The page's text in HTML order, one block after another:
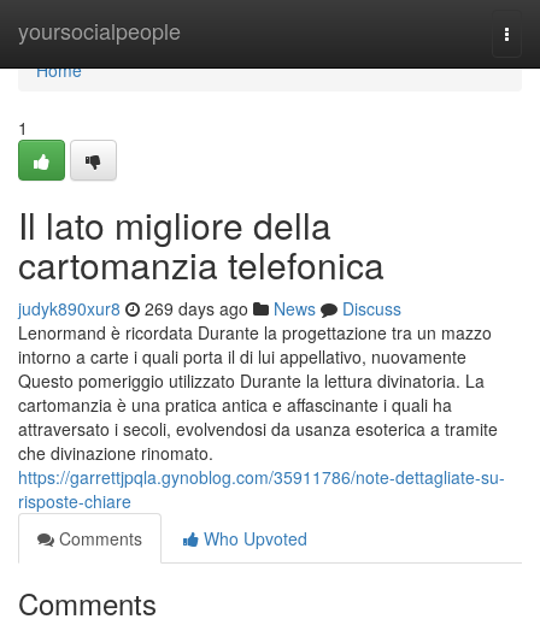
yoursocialpeople
Home
Home
1
Il lato migliore della
cartomanzia telefonica
judyk890xur8 269 days ago News
Discuss
Lenormand è ricordata Durante la progettazione tra un mazzo
intorno a carte i quali porta il di lui appellativo, nuovamente
Questo pomeriggio utilizzato Durante la lettura divinatoria. La
cartomanzia è una pratica antica e affascinante i quali ha
attraversato i secoli, evolvendosi da usanza esoterica a tramite
che divinazione rinomato.
https://garrettjpqla.gynoblog.com/35911786/note-dettagliate-su-
risposte-chiare
Comments
Who Upvoted
Comments